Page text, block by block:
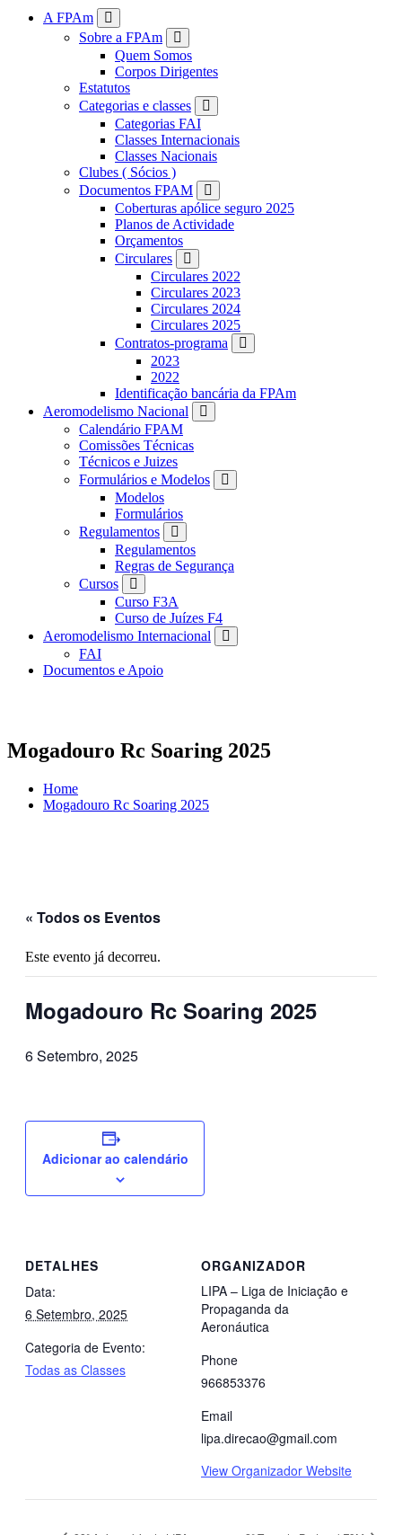
A FPAm
Sobre a FPAm
Quem Somos
Corpos Dirigentes
Estatutos
Categorias e classes
Categorias FAI
Classes Internacionais
Classes Nacionais
Clubes ( Sócios )
Documentos FPAM
Coberturas apólice seguro 2025
Planos de Actividade
Orçamentos
Circulares
Circulares 2022
Circulares 2023
Circulares 2024
Circulares 2025
Contratos-programa
2023
2022
Identificação bancária da FPAm
Aeromodelismo Nacional
Calendário FPAM
Comissões Técnicas
Técnicos e Juizes
Formulários e Modelos
Modelos
Formulários
Regulamentos
Regulamentos
Regras de Segurança
Cursos
Curso F3A
Curso de Juízes F4
Aeromodelismo Internacional
FAI
Documentos e Apoio
Mogadouro Rc Soaring 2025
Home
Mogadouro Rc Soaring 2025
« Todos os Eventos
Este evento já decorreu.
Mogadouro Rc Soaring 2025
6 Setembro, 2025
Adicionar ao calendário
DETALHES
Data:
6 Setembro, 2025
Categoria de Evento:
Todas as Classes
ORGANIZADOR
LIPA – Liga de Iniciação e
Propaganda da
Aeronáutica
Phone
966853376
Email
lipa.direcao@gmail.com
View Organizador Website